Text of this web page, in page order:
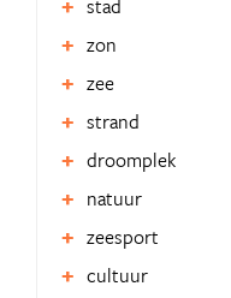
stad
zon
zee
strand
droomplek
natuur
zeesport
cultuur